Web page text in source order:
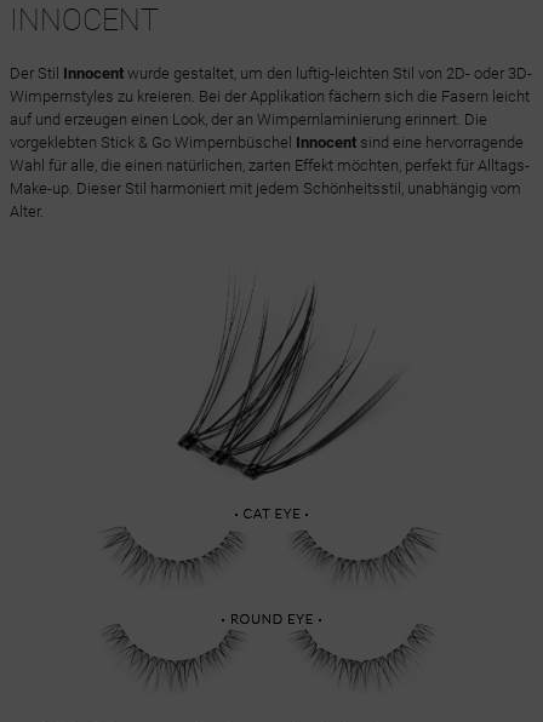
INNOCENT
Der Stil Innocentwurde gestaltet, um den luftig-leichten Stil von 2D- oder 3D-
Wimpernstyles zu kreieren. Bei der Applikation fächern sich die Fasern leicht
auf und erzeugen einen Look, der an Wimpernlaminierung erinnert. Die
vorgeklebten Stick & Go Wimpernbüschel Innocentsind eine hervorragende
Wahl für alle, die einen natürlichen, zarten Effekt möchten, perfekt für Alltags-
Make-up. Dieser Stil harmoniert mit jedem Schönheitsstil, unabhängig vom
Alter.